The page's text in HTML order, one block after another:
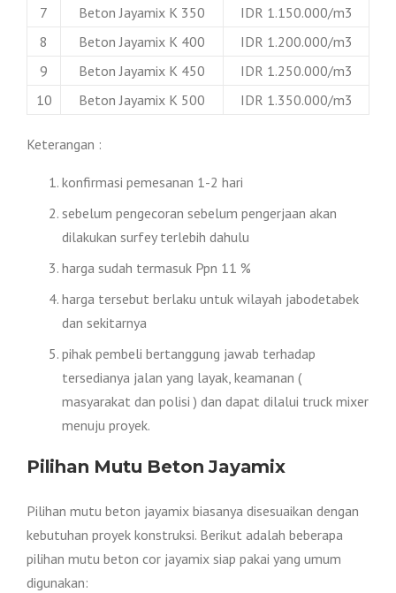
7
Beton Jayamix K 350
IDR 1.150.000/m3
8
Beton Jayamix K 400
IDR 1.200.000/m3
9
Beton Jayamix K 450
IDR 1.250.000/m3
10
Beton Jayamix K 500 IDR 1.350.000/m3
Keterangan :
konfirmasi pemesanan 1-2 hari
sebelum pengecoran sebelum pengerjaan akan
dilakukan surfey terlebih dahulu
harga sudah termasuk Ppn 11 %
harga tersebut berlaku untuk wilayah jabodetabek
dan sekitarnya
pihak pembeli bertanggung jawab terhadap
tersedianya jalan yang layak, keamanan (
masyarakat dan polisi ) dan dapat dilalui truck mixer
menuju proyek.
Pilihan Mutu Beton Jayamix
Pilihan mutu beton jayamix biasanya disesuaikan dengan
kebutuhan proyek konstruksi. Berikut adalah beberapa
pilihan mutu beton cor jayamix siap pakai yang umum
digunakan: